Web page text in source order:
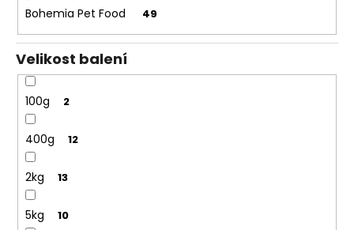
Bohemia Pet Food 49
Velikost balení
100g 2
400g 12
2kg 13
5kg 10
m
e